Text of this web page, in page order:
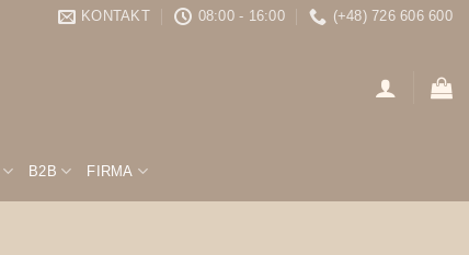
KONTAKT 08:00 - 16:00 (+48) 726 606 600
B2B FIRMA